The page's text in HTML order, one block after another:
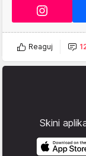
Reaguj
Skini